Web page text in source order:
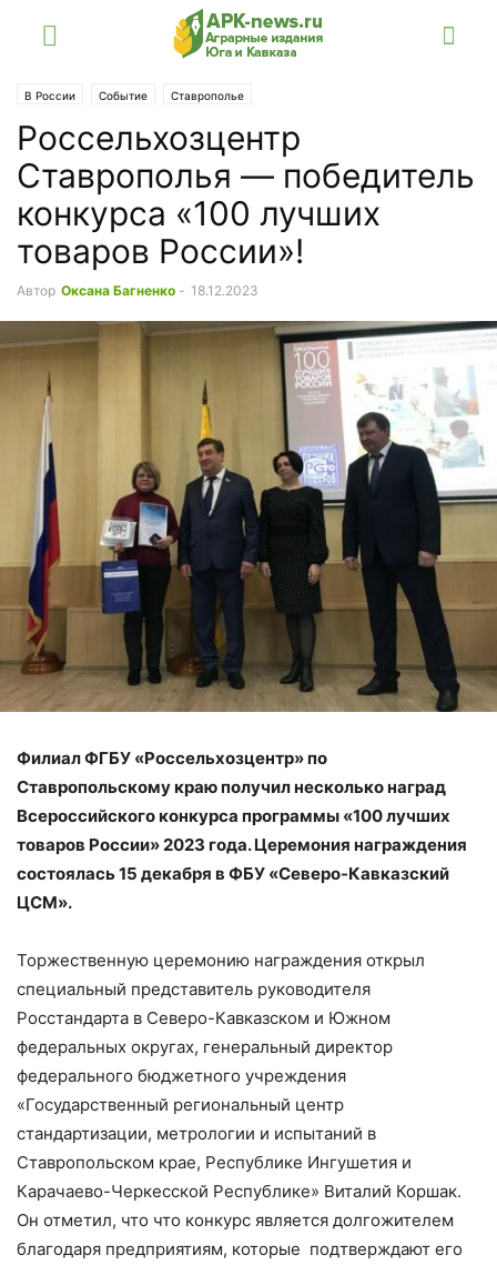
В России Событие Ставрополье
Россельхозцентр
Ставрополья — победитель
конкурса «100 лучших
товаров России»!
Автор Оксана Багненко - 18.12.2023
Филиал ФГБУ «Россельхозцентр» по
Ставропольскому краю получил несколько наград
Всероссийского конкурса программы «100 лучших
товаров России» 2023 года. Церемония награждения
состоялась 15 декабря в ФБУ «Северо-Кавказский
ЦСМ».
Торжественную церемонию награждения открыл
специальный представитель руководителя
Росстандарта в Северо-Кавказском и Южном
федеральных округах, генеральный директор
федерального бюджетного учреждения
«Государственный региональный центр
стандартизации, метрологии и испытаний в
Ставропольском крае, Республике Ингушетия и
Карачаево-Черкесской Республике» Виталий Коршак.
Он отметил, что что конкурс является долгожителем
благодаря предприятиям, которые подтверждают его